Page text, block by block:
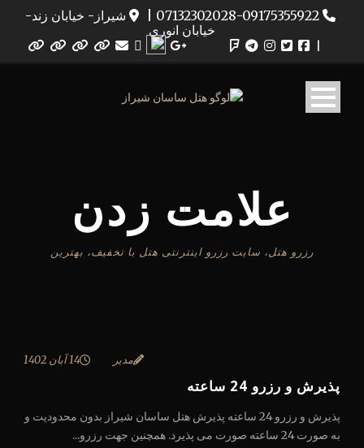
07132302028-09175355922
شیراز- خیابان زند-
خیابان انوری
علامت زدن
رزرو هتل، سایت رزرو اینترنتی هتل با تخفیف، بهترین
14 آبان 1402 مدیر
پذیرش و رزرو 24 ساعته
پذیرش و رزرو 24 ساعته پذیرش هتل ساسان شیراز بدون محدودیت و
به صورت 24 ساعته صورت می پذیرد. همچنین جهت رزرو...